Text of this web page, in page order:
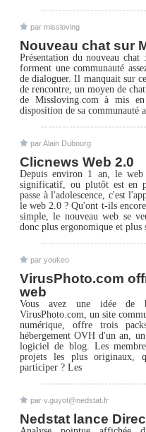
par missloving
Nouveau chat sur
Présentation du nouveau
forment une communauté
de dialoguer. Il manquait sur
de rencontre, un moyen de
de Missloving.com à mis
disposition de sa communauté
par Alain Dubourg
Clicnews Web 2.0
Depuis environ 1 an, le web
significatif, ou plutôt est en
passe à l'adolescence, c'est
le web 2.0 ? Qu'ont t-ils
simple, le nouveau web se
donc plus ergonomique et plus
par youkeo
VirusPhoto.com
web
Vous avez une idée de
VirusPhoto.com, un site
numérique, offre trois
hébergement OVH d'un an,
logiciel de blog. Les
projets les plus originaux,
participer ? Les
par v.guyot@nedstat.fr
Nedstat lance